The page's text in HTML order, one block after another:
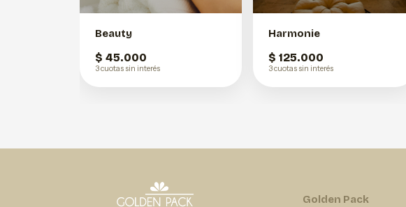
Beauty
$ 45.000
3 cuotas sin interés
Harmonie
$ 125.000
3 cuotas sin interés
Golden Pack